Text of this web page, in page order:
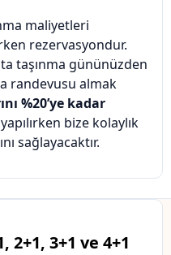
maliyetleri
rezervasyondur.
taşınma gününüzden
randevusu almak
%20’ye kadar
bize kolaylık
sağlayacaktır.
2+1, 3+1 ve 4+1